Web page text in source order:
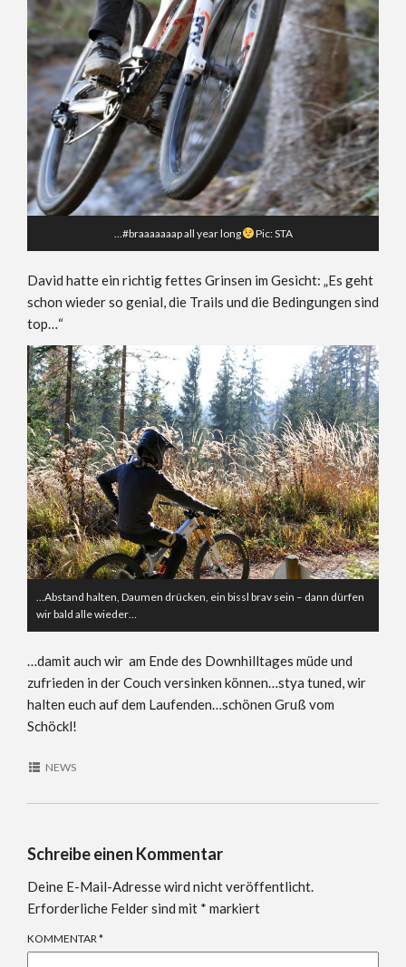
…#braaaaaaap all year long Pic: STA
David hatte ein richtig fettes Grinsen im Gesicht: „Es geht
schon wieder so genial, die Trails und die Bedingungen sind
top…“
…Abstand halten, Daumen drücken, ein bissl brav sein – dann dürfen
wir bald alle wieder…
…damit auch wir am Ende des Downhilltages müde und
zufrieden in der Couch versinken können…stya tuned, wir
halten euch auf dem Laufenden…schönen Gruß vom
Schöckl!
NEWS
Schreibe einen Kommentar
Deine E-Mail-Adresse wird nicht veröffentlicht.
Erforderliche Felder sind mit * markiert
KOMMENTAR*